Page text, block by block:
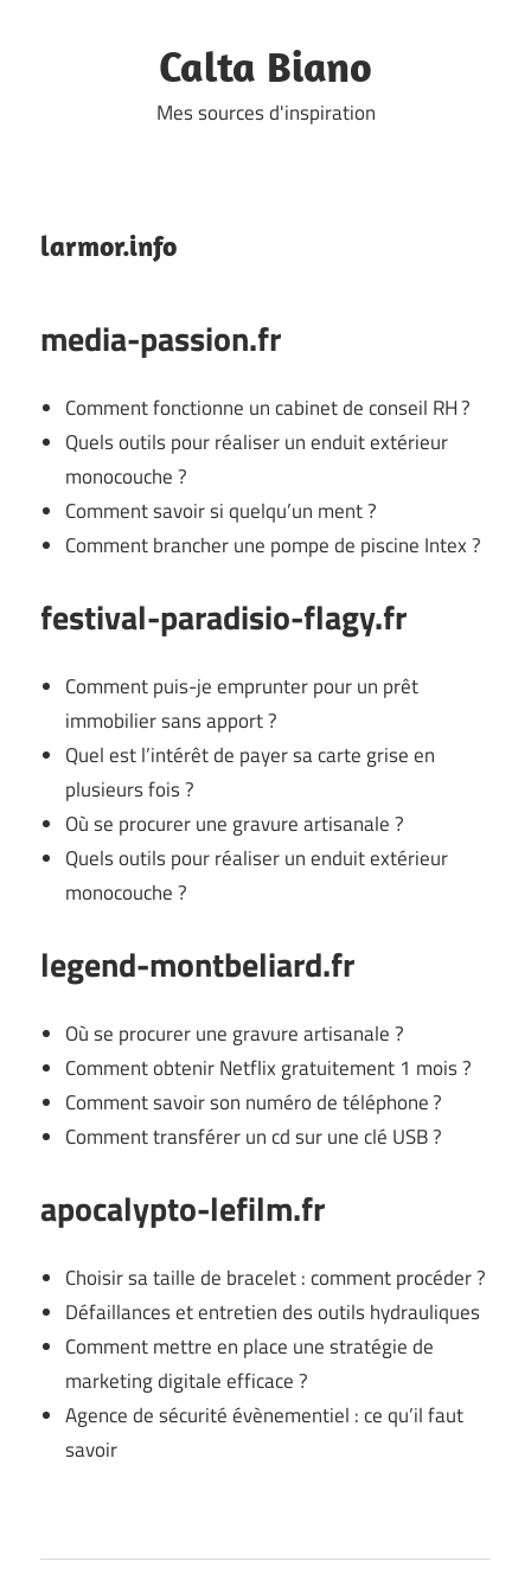
Calta Biano
Mes sources d'inspiration
larmor.info
media-passion.fr
Comment fonctionne un cabinet de conseil RH ?
Quels outils pour réaliser un enduit extérieur
monocouche ?
Comment savoir si quelqu’un ment ?
Comment brancher une pompe de piscine Intex ?
festival-paradisio-flagy.fr
Comment puis-je emprunter pour un prêt
immobilier sans apport ?
Quel est l’intérêt de payer sa carte grise en
plusieurs fois ?
Où se procurer une gravure artisanale ?
Quels outils pour réaliser un enduit extérieur
monocouche ?
legend-montbeliard.fr
Où se procurer une gravure artisanale ?
Comment obtenir Netflix gratuitement 1 mois ?
Comment savoir son numéro de téléphone ?
Comment transférer un cd sur une clé USB ?
apocalypto-lefilm.fr
Choisir sa taille de bracelet : comment procéder ?
Défaillances et entretien des outils hydrauliques
Comment mettre en place une stratégie de
marketing digitale efficace ?
Agence de sécurité évènementiel : ce qu’il faut
savoir